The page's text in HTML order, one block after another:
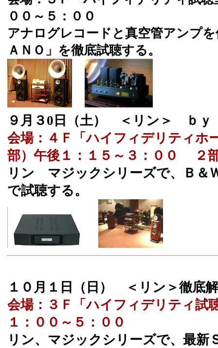
００～５：００
アナログレコードと真空管アンプ
ＡＮＯ」を徹底試聴する。
９月３0日（土） ＜リン＞ ｂ
会場：４Ｆ「ハイフィデリティ
部）午後１：１５～３：００ ２
リン マジックシリーズで、Ｂ＆
で試聴する。
１０月１日（日） ＜リン＞徹底
会場：３Ｆ「ハイフィデリティ
１：００～５：００
リン、マジックシリーズで、最新